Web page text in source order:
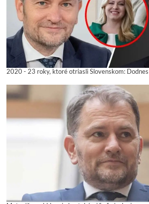
2020 - 23 roky, ktoré otriasli Slovenskom: